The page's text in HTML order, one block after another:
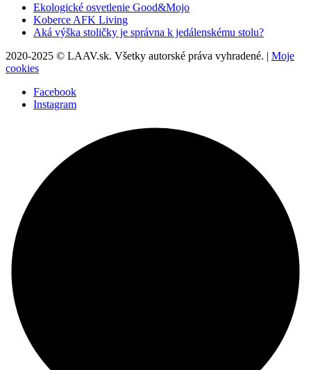
Ekologické osvetlenie Good&Mojo
Koberce AFK Living
Aká výška stoličky je správna k jedálenskému stolu?
2020-2025 © LAAV.sk. Všetky autorské práva vyhradené. | Moje
cookies
Facebook
Instagram